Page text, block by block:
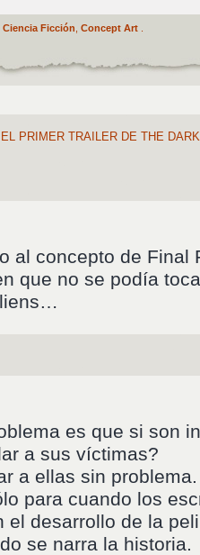
Ciencia Ficción Concept Art.
EL PRIMER TRAILER DE THE
al concepto de Final
que no se podía
es que si son
a sus víctimas?
a ellas sin
para cuando los
el desarrollo de la
se narra la historia.